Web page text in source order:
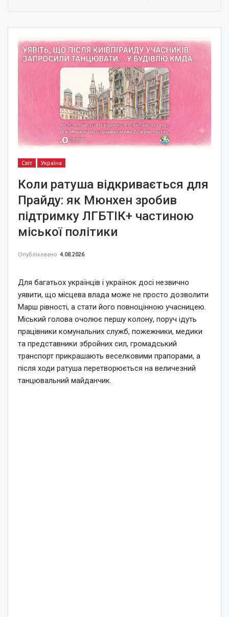
Світ Україна
Коли ратуша відкривається для
Прайду: як Мюнхен зробив
підтримку ЛГБТІК+ частиною
міської політики
Опубліковано 4.08.2026
Для багатьох українців і українок досі незвично
уявити, що місцева влада може не просто дозволити
Марш рівності, а стати його повноцінною учасницею.
Міський голова очолює першу колону, поруч ідуть
працівники комунальних служб, пожежники, медики
та представники збройних сил, громадський
транспорт прикрашають веселковими прапорами, а
після ходи ратуша перетворюється на величезний
танцювальний майданчик.